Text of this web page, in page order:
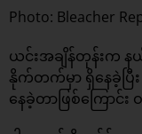
Photo: Bleacher
ယင်းအချိန်တုန်းက န
နိုက်တက်မှာ ရှိနေခဲ့ပ
နေခဲ့တာဖြစ်ကြောင်း